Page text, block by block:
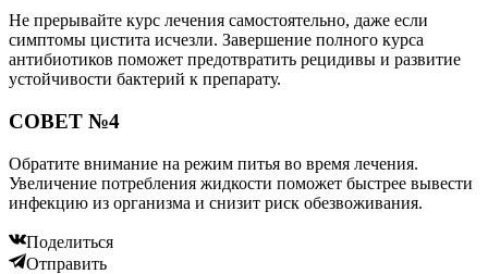
Не прерывайте курс лечения самостоятельно, даже если
симптомы цистита исчезли. Завершение полного курса
антибиотиков поможет предотвратить рецидивы и развитие
устойчивости бактерий к препарату.
СОВЕТ №4
Обратите внимание на режим питья во время лечения.
Увеличение потребления жидкости поможет быстрее вывести
инфекцию из организма и снизит риск обезвоживания.
Поделиться
Отправить